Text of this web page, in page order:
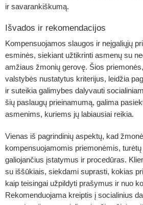
ir savarankiškumą.
Išvados ir rekomendacijos
Kompensuojamos slaugos ir neįgaliųjų
esminės, siekiant užtikrinti asmenų su
amžiaus žmonių gerovę. Šios
valstybės nustatytus kriterijus, leidžia
ir suteikia galimybes dalyvauti
šių paslaugų prieinamumą, galima
asmenims, kuriems jų labiausiai reikia.
Vienas iš pagrindinių aspektų, kad
kompensuojamomis priemonėmis,
galiojančius įstatymus ir procedūras.
su iššūkiais, siekdami suprasti, kokias
kaip teisingai užpildyti prašymus ir nuo
Rekomenduojama kreiptis į socialinius